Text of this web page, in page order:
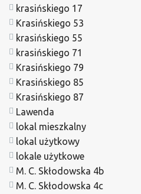
krasińskiego 17
Krasińskiego 53
krasińskiego 55
krasińskiego 71
Krasińskiego 79
Krasińskiego 85
Krasińskiego 87
Lawenda
lokal mieszkalny
lokal użytkowy
lokale użytkowe
M. C. Skłodowska 4b
M. C. Skłodowska 4c